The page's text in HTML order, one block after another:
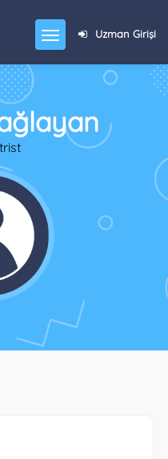
Uzman Girişi